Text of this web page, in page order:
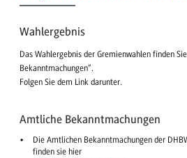
Wahlergebnis
Das Wahlergebnis der Gremienwahlen finden
Bekanntmachungen“.
Folgen Sie dem Link darunter.
Amtliche Bekanntmachungen
Die Amtlichen Bekanntmachungen der
finden sie hier